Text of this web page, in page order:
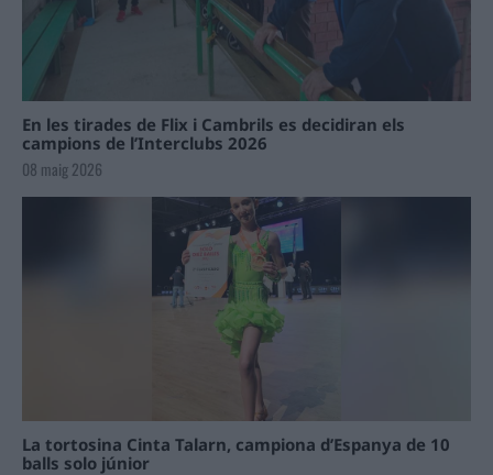
En les tirades de Flix i Cambrils es decidiran els
campions de l’Interclubs 2026
08 maig 2026
La tortosina Cinta Talarn, campiona d’Espanya de 10
balls solo júnior